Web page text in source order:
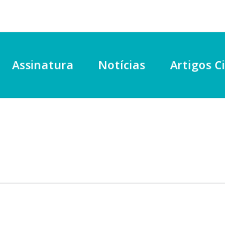
Assinatura Notícias Artigos